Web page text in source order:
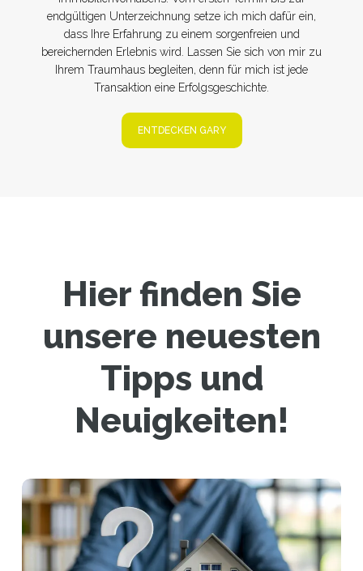
endgültigen Unterzeichnung setze ich mich dafür ein,
dass Ihre Erfahrung zu einem sorgenfreien und
bereichernden Erlebnis wird. Lassen Sie sich von mir zu
Ihrem Traumhaus begleiten, denn für mich ist jede
Transaktion eine Erfolgsgeschichte.
ENTDECKEN GARY
Hier finden Sie
unsere neuesten
Tipps und
Neuigkeiten!